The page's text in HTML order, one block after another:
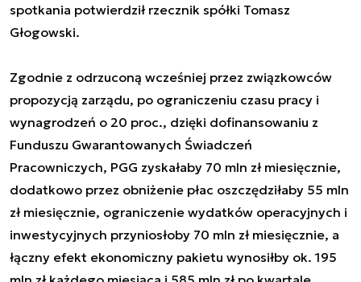
spotkania potwierdził rzecznik spółki Tomasz
Głogowski.
Zgodnie z odrzuconą wcześniej przez związkowców
propozycją zarządu, po ograniczeniu czasu pracy i
wynagrodzeń o 20 proc., dzięki dofinansowaniu z
Funduszu Gwarantowanych Świadczeń
Pracowniczych, PGG zyskałaby 70 mln zł miesięcznie,
dodatkowo przez obniżenie płac oszczędziłaby 55 mln
zł miesięcznie, ograniczenie wydatków operacyjnych i
inwestycyjnych przyniosłoby 70 mln zł miesięcznie, a
łączny efekt ekonomiczny pakietu wynosiłby ok. 195